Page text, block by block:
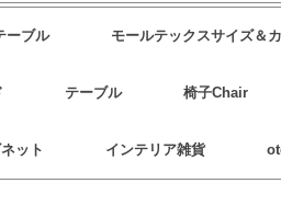
ーブル モールテックスサイズ＆
テーブル 椅子Chair
ット インテリア雑貨